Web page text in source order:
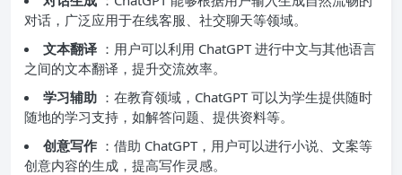
对话，广泛应用于在线客服、社交聊天等领域。
文本翻译 ：用户可以利用 ChatGPT 进行中文与其他语言
之间的文本翻译，提升交流效率。
学习辅助 ：在教育领域，ChatGPT 可以为学生提供随时
随地的学习支持，如解答问题、提供资料等。
创意写作 ：借助 ChatGPT，用户可以进行小说、文案等
创意内容的生成，提高写作灵感。